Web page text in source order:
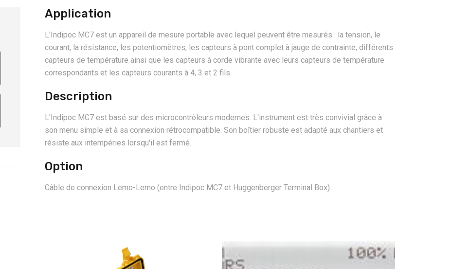
Application
L'Indipoc MC7 est un appareil de mesure portable avec lequel peuvent être mesurés : la tension, le
courant, la résistance, les potentiomètres, les capteurs à pont complet à jauge de contrainte, différents
capteurs de température ainsi que les capteurs à corde vibrante avec leurs capteurs de température
correspondants et les capteurs courants à 4, 3 et 2 fils.
Description
L'Indipoc MC7 est basé sur des microcontrôleurs modernes. L'instrument est très convivial grâce à
son menu simple et à sa connexion rétrocompatible. Son boîtier robuste est adapté aux chantiers et
résiste aux intempéries lorsqu'il est fermé.
Option
Câble de connexion Lemo-Lemo (entre Indipoc MC7 et Huggenberger Terminal Box).